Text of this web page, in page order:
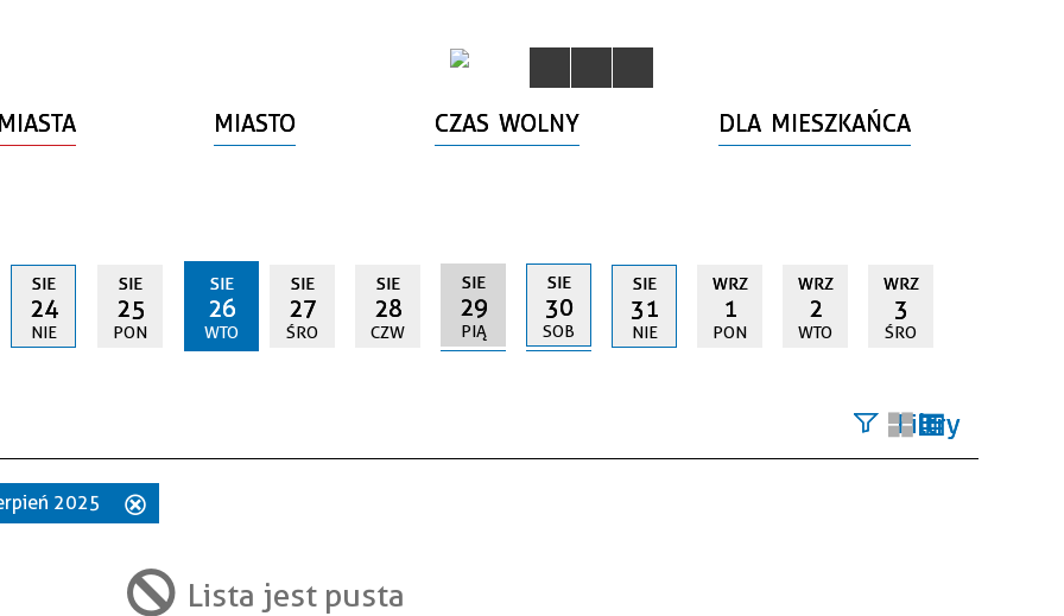
MIASTO CZAS WOLNY DLA MIESZKAŃCA
SIE
24
NIE
SIE
25
PON
SIE
26
WTO
SIE
27
ŚRO
SIE
28
CZW
SIE
29
PIĄ
SIE
30
SOB
SIE
31
NIE
WRZ
1
PON
WRZ
2
WTO
WRZ
3
ŚRO
Filtry
2025
filtr
Lista jest pusta